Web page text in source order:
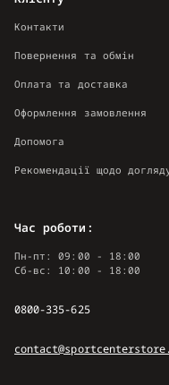
Контакти
Повернення та обмін
Оплата та доставка
Оформлення замовлення
Допомога
Рекомендації щодо
Час роботи:
Пн-пт: 09:00 - 18:00
Сб-вс: 10:00 - 18:00
0800-335-625